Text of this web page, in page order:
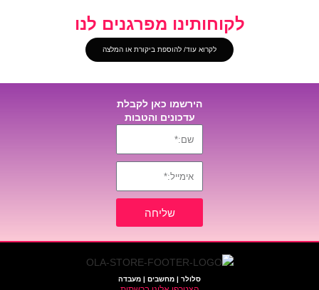
לקוחותינו מפרגנים לנו
לקרוא עוד/ להוספת ביקורת או המלצה
הירשמו כאן לקבלת
עדכונים והטבות
שליחה
סלולר | מחשבים | מעבדה